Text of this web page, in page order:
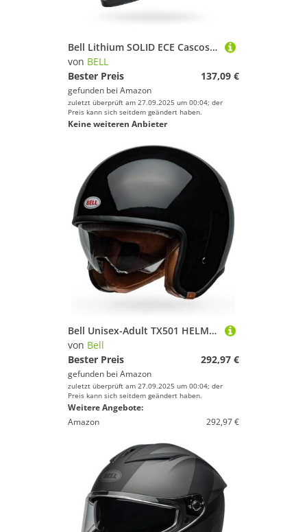
Bell Lithium SOLID ECE Cascos, Adulto Unisex, Negro, 2X
von BELL
Bester Preis
137,09 €
gefunden bei Amazon
zuletzt überprüft am 27.09.2025 um 00:04; der
Preis kann sich seitdem geändert haben.
Keine weiteren Anbieter
Bell Unisex-Adult TX501 HELME, Schwarz, L
von Bell
Bester Preis
292,97 €
gefunden bei Amazon
zuletzt überprüft am 27.09.2025 um 00:04; der
Preis kann sich seitdem geändert haben.
Weitere Angebote:
Amazon
292,97 €